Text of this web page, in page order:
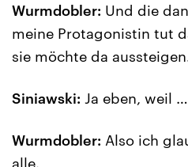
Wurmdobler: Und die
meine Protagonistin tut
sie möchte da
Siniawski: Ja eben, weil …
Wurmdobler: Also ich
alle.